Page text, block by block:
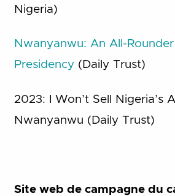
Nigeria)
Nwanyanwu: An All-
Presidency(Daily Trust)
2023: I Won’t Sell Nigeria’s
Nwanyanwu (Daily Trust)
Site web de campagne du